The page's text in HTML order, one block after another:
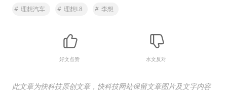
# 理想汽车 # 理想L8 # 李想
好文点赞 水文反对
此文章为快科技原创文章，快科技网站保留文章图片及文字内容